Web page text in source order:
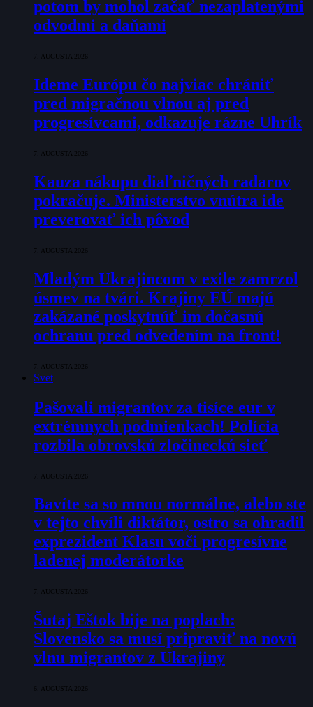
potom by mohol začať nezaplatenými
odvodmi a daňami
7. AUGUSTA 2026
Ideme Európu čo najviac chrániť
pred migračnou vlnou aj pred
progresívcami, odkazuje rázne Uhrík
7. AUGUSTA 2026
Kauza nákupu diaľničných radarov
pokračuje. Ministerstvo vnútra ide
preverovať ich pôvod
7. AUGUSTA 2026
Mladým Ukrajincom v exile zamrzol
úsmev na tvári. Krajiny EÚ majú
zakázané poskytnúť im dočasnú
ochranu pred odvedením na front!
7. AUGUSTA 2026
Svet
Pašovali migrantov za tisíce eur v
extrémnych podmienkach! Polícia
rozbila obrovskú zločineckú sieť
7. AUGUSTA 2026
Bavíte sa so mnou normálne, alebo ste
v tejto chvíli diktátor, ostro sa ohradil
exprezident Klasu voči progresívne
ladenej moderátorke
7. AUGUSTA 2026
Šutaj Eštok bije na poplach:
Slovensko sa musí pripraviť na novú
vlnu migrantov z Ukrajiny
6. AUGUSTA 2026